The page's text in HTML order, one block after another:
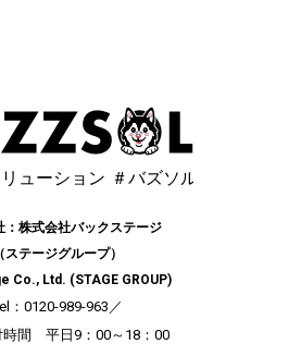
：株式会社バックステージ
（ステージグループ）
Co., Ltd. (STAGE GROUP)
：0120-989-963 ／
時間 平日9：00～18：00